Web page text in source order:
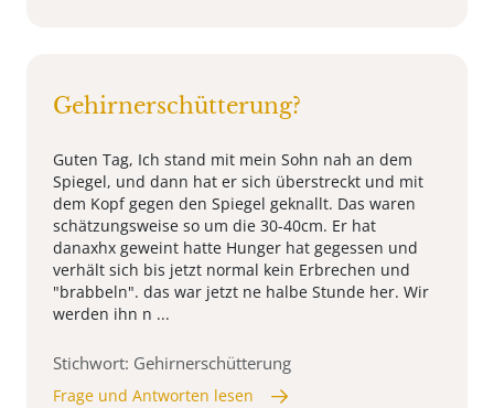
Gehirnerschütterung?
Guten Tag, Ich stand mit mein Sohn nah an dem
Spiegel, und dann hat er sich überstreckt und mit
dem Kopf gegen den Spiegel geknallt. Das waren
schätzungsweise so um die 30-40cm. Er hat
danaxhx geweint hatte Hunger hat gegessen und
verhält sich bis jetzt normal kein Erbrechen und
"brabbeln". das war jetzt ne halbe Stunde her. Wir
werden ihn n ...
Stichwort: Gehirnerschütterung
Frage und Antworten lesen